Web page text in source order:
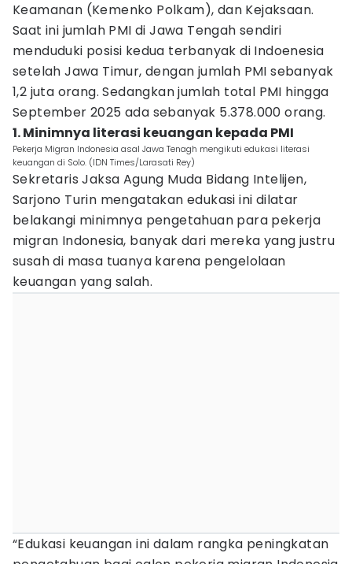
Keamanan (Kemenko Polkam), dan Kejaksaan.
Saat ini jumlah PMI di Jawa Tengah sendiri
menduduki posisi kedua terbanyak di Indoenesia
setelah Jawa Timur, dengan jumlah PMI sebanyak
1,2 juta orang. Sedangkan jumlah total PMI hingga
September 2025 ada sebanyak 5.378.000 orang.
1. Minimnya literasi keuangan kepada PMI
Pekerja Migran Indonesia asal Jawa Tenagh mengikuti edukasi literasi
keuangan di Solo. (IDN Times/Larasati Rey)
Sekretaris Jaksa Agung Muda Bidang Intelijen,
Sarjono Turin mengatakan edukasi ini dilatar
belakangi minimnya pengetahuan para pekerja
migran Indonesia, banyak dari mereka yang justru
susah di masa tuanya karena pengelolaan
keuangan yang salah.
“Edukasi keuangan ini dalam rangka peningkatan